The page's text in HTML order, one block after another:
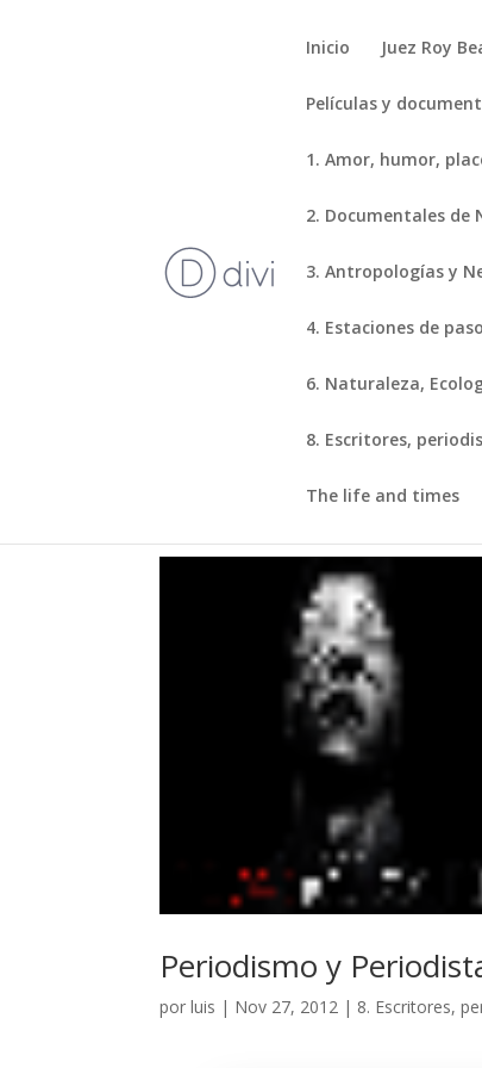
Inicio Juez Roy
Películas y
1. Amor, humor,
2. Documentales de
3. Antropologías y
4. Estaciones de paso
6. Naturaleza,
8. Escritores,
The life and times
Periodismo y
porluis | Nov 27, 2012 | 8. Escritores,